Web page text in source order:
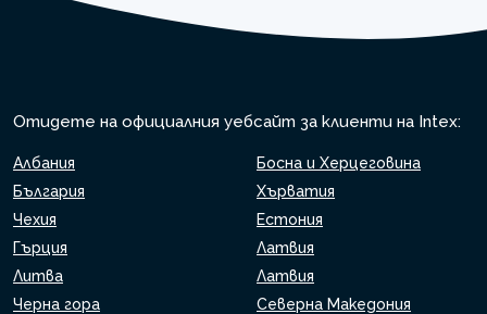
Отидете на официалния уебсайт за клиенти на Intex:
Албания
Босна и Херцеговина
България
Хърватия
Чехия
Естония
Гърция
Латвия
Литва
Латвия
Черна гора
Северна Македония